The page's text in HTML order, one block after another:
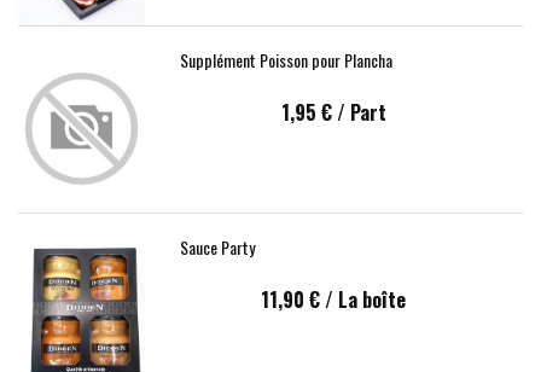
Supplément Poisson pour Plancha
1,95 €/ Part
Sauce Party
11,90 €/ La boîte